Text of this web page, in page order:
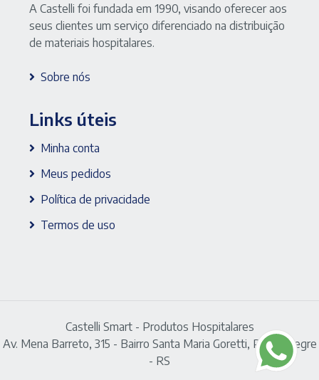
A Castelli foi fundada em 1990, visando oferecer aos
seus clientes um serviço diferenciado na distribuição
de materiais hospitalares.
Sobre nós
Links úteis
Minha conta
Meus pedidos
Política de privacidade
Termos de uso
Castelli Smart - Produtos Hospitalares
Av. Mena Barreto, 315 - Bairro Santa Maria Goretti, Porto Alegre
- RS